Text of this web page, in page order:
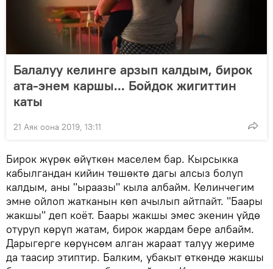
Балалуу келинге арзып калдым, бирок
ата-энем каршы... Бойдок жигиттин
каты
21 Аяк оона 2019, 13:11
Бирок жүрөк өйүткөн маселем бар. Кырсыкка
кабылгандан кийин төшөктө дагы алсыз болуп
калдым, аны "ыраазы" кыла албайм. Келинчегим
эмне ойлоп жатканын көп ачылып айтпайт. "Баары
жакшы" деп коёт. Баары жакшы эмес экенин үйдө
отуруп көрүп жатам, бирок жардам бере албайм.
Дарыгерге көрүнсөм алган жараат талуу жериме
да таасир этиптир. Балким, убакыт өткөндө жакшы